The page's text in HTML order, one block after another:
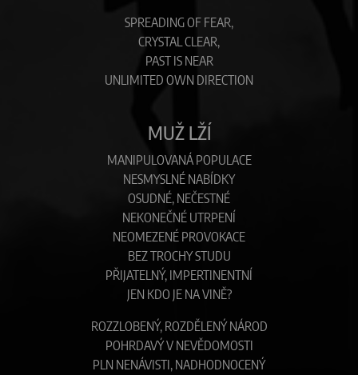
SPREADING OF FEAR,
CRYSTAL CLEAR,
PAST IS NEAR
UNLIMITED OWN DIRECTION
MUŽ LŽÍ
MANIPULOVANÁ POPULACE
NESMYSLNÉ NABÍDKY
OSUDNÉ, NEČESTNÉ
NEKONEČNÉ UTRPENÍ
NEOMEZENÉ PROVOKACE
BEZ TROCHY STUDU
PŘIJATELNÝ, IMPERTINENTNÍ
JEN KDO JE NA VINĚ?
ROZZLOBENÝ, ROZDĚLENÝ NÁROD
POHRDAVÝ V NEVĚDOMOSTI
PLN NENÁVISTI, NADHODNOCENÝ